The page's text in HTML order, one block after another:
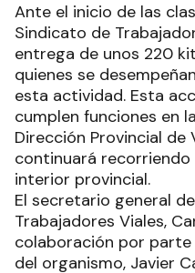
Ante el inicio de las
Sindicato de
entrega de unos 220
quienes se
esta actividad. Esta
cumplen funciones en
Dirección Provincial de
continuará
interior provincial.
El secretario general
Trabajadores Viales,
colaboración por
del organismo, Javier